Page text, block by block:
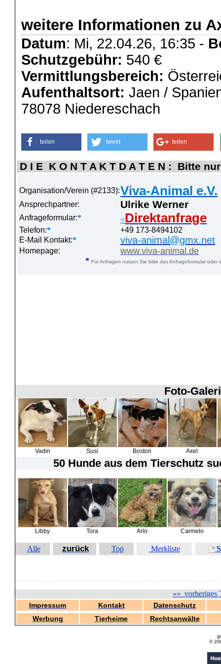
weitere Informationen zu
Datum: Mi, 22.04.26, 16:35 -
Schutzgebühr: 540 €
Vermittlungsbereich:
Aufenthaltsort: Jaen /
78078 Niedereschach
teilen tweet teilen
D I E K O N T A K T D A T E N : Bitte
Organisation/Verein (#2133):Viva-Animal e.V.
Ansprechpartner: Ulrike Werner
Anfrageformular:* <Direktanfrage
Telefon:*
+49 173-8494102
E-Mail Kontakt:* viva-animal@gmx.net
Homepage: www.viva-animal.de
* Für Anfragen nutzen Sie bitte das Anfrageformular
Foto-
Vadin Susi Boston Axel
50 Hunde aus dem Tierschutz
Libby Tora Arlo Carmelo
Alle zurück Top Merkliste
«« vorheriges
Impressum Kontakt
Datenschutz
Werbung
Tierheime Rechtsanwälte
©